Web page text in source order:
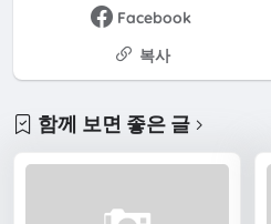
Facebook
복사
함께 보면 좋은 글